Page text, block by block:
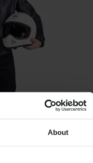
About